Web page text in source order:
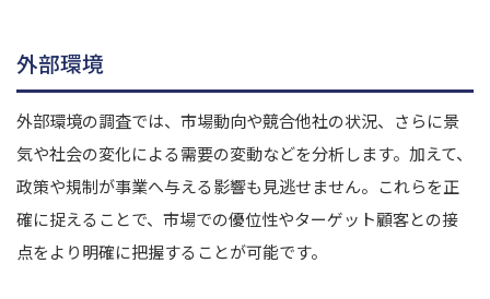
外部環境
外部環境の調査では、市場動向や競合他社の状況、さらに景
気や社会の変化による需要の変動などを分析します。加えて、
政策や規制が事業へ与える影響も見逃せません。これらを正
確に捉えることで、市場での優位性やターゲット顧客との接
点をより明確に把握することが可能です。